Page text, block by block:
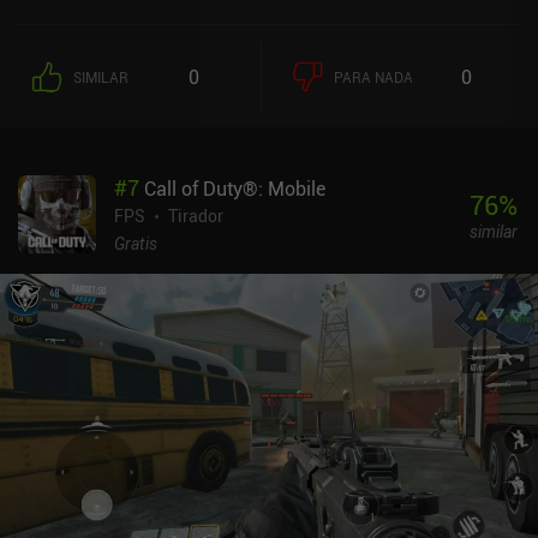
SIMILAR 0 PARA NADA 0
#7 Call of Duty®: Mobile
FPS
Tirador
Gratis
76%
similar